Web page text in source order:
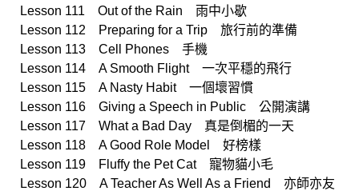
Lesson 111 Out of the Rain 雨中小歇
Lesson 112 Preparing for a Trip 旅行前的準備
Lesson 113 Cell Phones 手機
Lesson 114 A Smooth Flight 一次平穩的飛行
Lesson 115 A Nasty Habit 一個壞習慣
Lesson 116 Giving a Speech in Public 公開演講
Lesson 117 What a Bad Day 真是倒楣的一天
Lesson 118 A Good Role Model 好榜樣
Lesson 119 Fluffy the Pet Cat 寵物貓小毛
Lesson 120 A Teacher As Well As a Friend 亦師亦友